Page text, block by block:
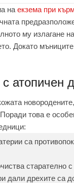
наекзема при
му излагане
Докато
атопичен
това е
са
старателно
дали дрехите са